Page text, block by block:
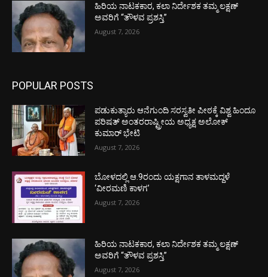
ಹಿರಿಯ ನಾಟಕಕಾರ, ಕಲಾ ನಿರ್ದೇಶಕ ತಮ್ಮ ಲಕ್ಷಣ್
ಅವರಿಗೆ “ತೌಳವ ಪ್ರಶಸ್ತಿ”
August 7, 2026
POPULAR POSTS
ಪಡುಕುತ್ಯಾರು ಆನೆಗುಂದಿ ಸರಸ್ವತೀ ಪೀಠಕ್ಕೆ ವಿಶ್ವ ಹಿಂದೂ
ಪರಿಷತ್ ಅಂತರರಾಷ್ಟ್ರೀಯ ಅಧ್ಯಕ್ಷ ಅಲೋಕ್
ಕುಮಾರ್ ಭೇಟಿ
August 7, 2026
ಬೋಳದಲ್ಲಿ ಆ.9ರಂದು ಯಕ್ಷಗಾನ ತಾಳಮದ್ದಳೆ
‘ವೀರಮಣಿ ಕಾಳಗ’
August 7, 2026
ಹಿರಿಯ ನಾಟಕಕಾರ, ಕಲಾ ನಿರ್ದೇಶಕ ತಮ್ಮ ಲಕ್ಷಣ್
ಅವರಿಗೆ “ತೌಳವ ಪ್ರಶಸ್ತಿ”
August 7, 2026